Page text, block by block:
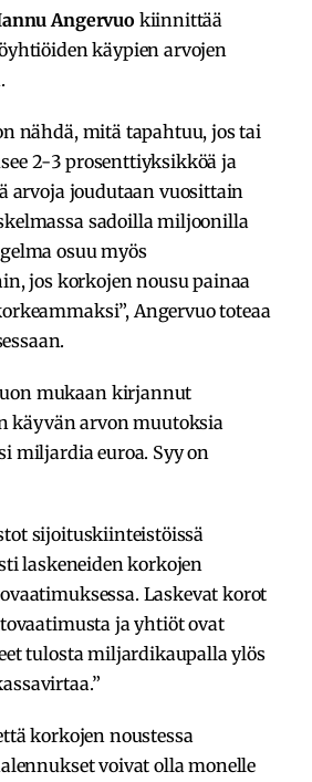
Angervuo kiinnittää
käypien arvojen
nähdä, mitä tapahtuu, jos tai
2-3 prosenttiyksikköä ja
arvoja joudutaan vuosittain
sadoilla miljoonilla
osuu myös
jos korkojen nousu painaa
Angervuo toteaa
mukaan kirjannut
käyvän arvon muutoksia
miljardia euroa. Syy on
sijoituskiinteistöissä
laskeneiden korkojen
Laskevat korot
ja yhtiöt ovat
tulosta miljardikaupalla ylös
korkojen noustessa
voivat olla monelle